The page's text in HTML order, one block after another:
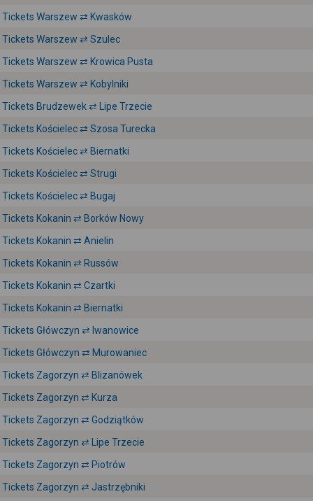
Tickets Warszew ⇄ Kwasków
Tickets Warszew ⇄ Szulec
Tickets Warszew ⇄ Krowica Pusta
Tickets Warszew ⇄ Kobylniki
Tickets Brudzewek ⇄ Lipe Trzecie
Tickets Kościelec ⇄ Szosa Turecka
Tickets Kościelec ⇄ Biernatki
Tickets Kościelec ⇄ Strugi
Tickets Kościelec ⇄ Bugaj
Tickets Kokanin ⇄ Borków Nowy
Tickets Kokanin ⇄ Anielin
Tickets Kokanin ⇄ Russów
Tickets Kokanin ⇄ Czartki
Tickets Kokanin ⇄ Biernatki
Tickets Główczyn ⇄ Iwanowice
Tickets Główczyn ⇄ Murowaniec
Tickets Zagorzyn ⇄ Blizanówek
Tickets Zagorzyn ⇄ Kurza
Tickets Zagorzyn ⇄ Godziątków
Tickets Zagorzyn ⇄ Lipe Trzecie
Tickets Zagorzyn ⇄ Piotrów
Tickets Zagorzyn ⇄ Jastrzębniki